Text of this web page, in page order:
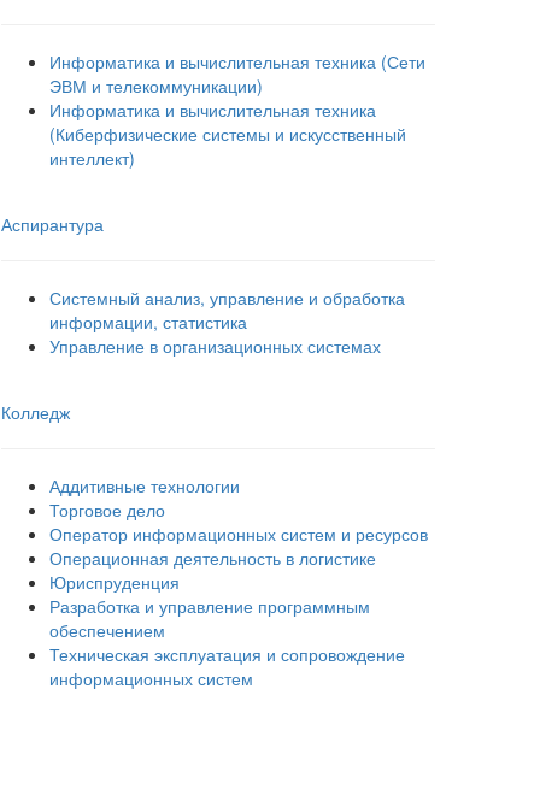
Информатика и вычислительная техника (Сети
ЭВМ и телекоммуникации)
Информатика и вычислительная техника
(Киберфизические системы и искусственный
интеллект)
Аспирантура
Системный анализ, управление и обработка
информации, статистика
Управление в организационных системах
Колледж
Аддитивные технологии
Торговое дело
Оператор информационных систем и ресурсов
Операционная деятельность в логистике
Юриспруденция
Разработка и управление программным
обеспечением
Техническая эксплуатация и сопровождение
информационных систем